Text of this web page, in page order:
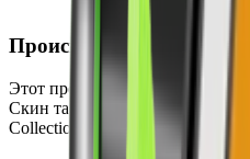
Происхождение
Этот предмет можно получить,
Скин также является частью
Collection.